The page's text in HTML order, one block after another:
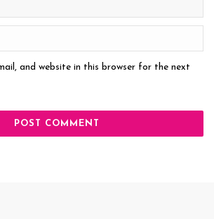
and website in this browser for the next